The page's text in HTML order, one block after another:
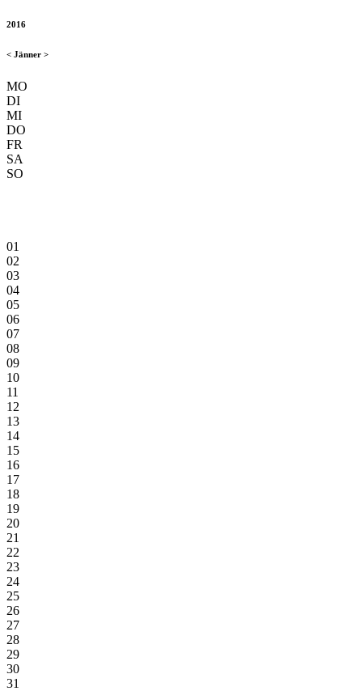
2016
< Jänner >
MO
DI
MI
DO
FR
SA
SO
01
02
03
04
05
06
07
08
09
10
11
12
13
14
15
16
17
18
19
20
21
22
23
24
25
26
27
28
29
30
31